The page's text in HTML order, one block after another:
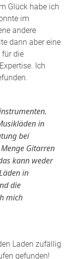
Glück habe ich
im
andere
dann aber eine
für die
Ich
in
bei
Gitarren
kann weder
in
die
mich
Laden zufällig
gefunden!